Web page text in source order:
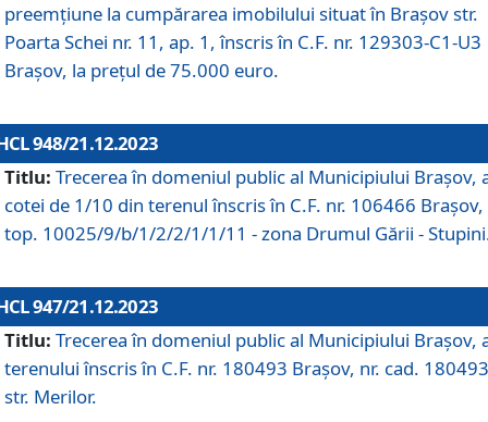
preemțiune la cumpărarea imobilului situat în Brașov str.
Poarta Schei nr. 11, ap. 1, înscris în C.F. nr. 129303-C1-U3
Brașov, la prețul de 75.000 euro.
948/21.12.2023
Titlu: Trecerea în domeniul public al Municipiului Braşov,
cotei de 1/10 din terenul înscris în C.F. nr. 106466 Brașov,
top. 10025/9/b/1/2/2/1/1/11 - zona Drumul Gării -
947/21.12.2023
Titlu: Trecerea în domeniul public al Municipiului Braşov,
terenului înscris în C.F. nr. 180493 Brașov, nr. cad.
str. Merilor.